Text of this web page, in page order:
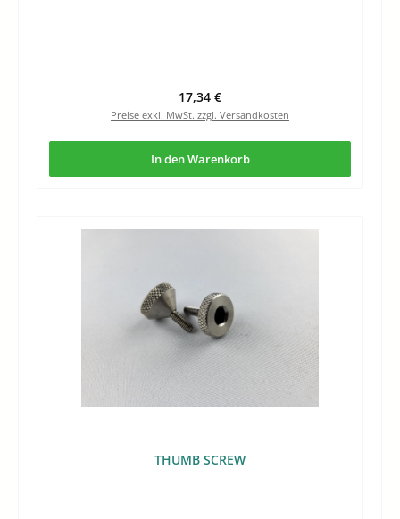
Regulärer Preis:
17,34 €
Preise exkl. MwSt. zzgl. Versandkosten
In den Warenkorb
THUMB SCREW